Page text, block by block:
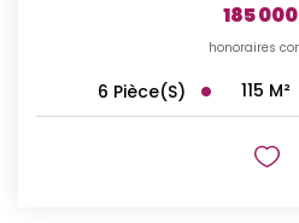
185
honoraires
6 Pièce(s) 115 M²